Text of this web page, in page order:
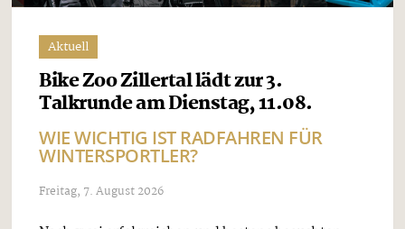
Aktuell
Bike Zoo Zillertal lädt zur 3.
Talkrunde am Dienstag, 11.08.
WIE WICHTIG IST RADFAHREN FÜR
WINTERSPORTLER?
Freitag, 7. August 2026